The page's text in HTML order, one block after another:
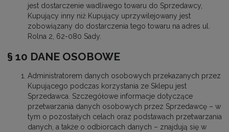
jest dostarczenie wadliwego towaru do Sprzedawcy,
Kupujący inny niż Kupujący uprzywilejowany jest
zobowiązany do dostarczenia tego towaru na adres ul.
Rolna 2, 62-080 Sady.
§ 10 DANE OSOBOWE
Administratorem danych osobowych przekazanych przez
Kupującego podczas korzystania ze Sklepu jest
Sprzedawca. Szczegółowe informacje dotyczące
przetwarzania danych osobowych przez Sprzedawcę – w
tym o pozostałych celach oraz podstawach przetwarzania
danych, a także o odbiorcach danych – znajdują się w